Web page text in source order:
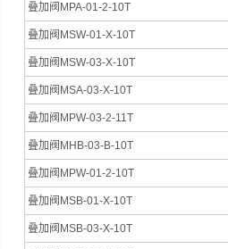
叠加阀MPA-01-2-10T
叠加阀MSW-01-X-10T
叠加阀MSW-03-X-10T
叠加阀MSA-03-X-10T
叠加阀MPW-03-2-11T
叠加阀MHB-03-B-10T
叠加阀MPW-01-2-10T
叠加阀MSB-01-X-10T
叠加阀MSB-03-X-10T